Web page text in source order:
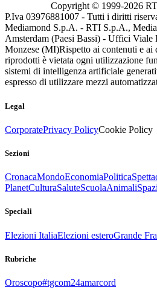
Copyright © 1999-2026
P.Iva 03976881007 - Tutti i diritti
Mediamond S.p.A. - RTI S.p.A.,
Amsterdam (Paesi Bassi) - Uffici Viale
Monzese (MI)Rispetto ai contenuti e ai
riprodotti è vietata ogni utilizzazione
sistemi di intelligenza artificiale
espresso di utilizzare mezzi
Legal
CorporatePrivacy PolicyCookie Policy
Sezioni
CronacaMondoEconomiaPolitica
PlanetCulturaSaluteScuolaAnimali
Speciali
Elezioni ItaliaElezioni esteroGrande
Rubriche
Oroscopo#tgcom24amarcord